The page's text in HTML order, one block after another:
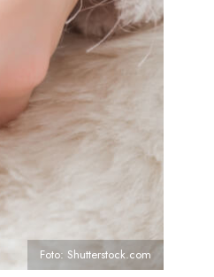
Foto: Shutterstock.com